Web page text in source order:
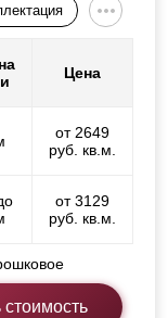
Цена
от 2649
руб. кв.м.
от 3129
руб. кв.м.
стоимость